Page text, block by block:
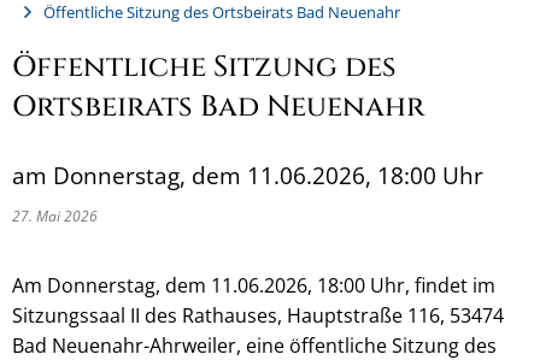
Öffentliche Sitzung des Ortsbeirats Bad Neuenahr
Öffentliche Sitzung des
Ortsbeirats Bad Neuenahr
am Donnerstag, dem 11.06.2026, 18:00 Uhr
27. Mai 2026
Am Donnerstag, dem 11.06.2026, 18:00 Uhr, findet im
Sitzungssaal II des Rathauses, Hauptstraße 116, 53474
Bad Neuenahr-Ahrweiler, eine öffentliche Sitzung des